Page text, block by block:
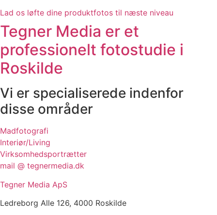
Lad os løfte dine produktfotos til næste niveau
Tegner Media er et
professionelt fotostudie i
Roskilde
Vi er specialiserede indenfor
disse områder
Madfotografi
Interiør/Living
Virksomhedsportrætter
mail @ tegnermedia.dk
Tegner Media ApS
Ledreborg Alle 126, 4000 Roskilde